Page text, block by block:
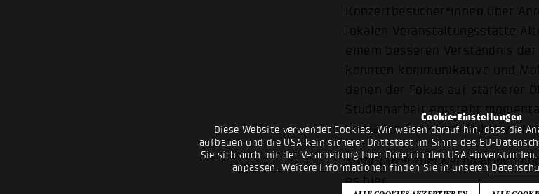
Cookie-Einstellungen
Diese Website verwendet Cookies. Wir weisen darauf hin, dass die
aufbauen und die USA kein sicherer Drittstaat im Sinne des EU-
Sie sich auch mit der Verarbeitung Ihrer Daten in den USA
anpassen. Weitere Informationen finden Sie in unseren
Konzertbesucher*innen über
lokalen Veranstaltungsstätte
einem besseren Verständnis
konnten kommunikative und
denen der Fokus auf stärkerer
Studienarbeit entsteht
Leitfaden für kommunikative
Mehr Infos zum
eshier.